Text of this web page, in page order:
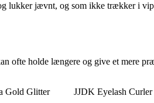
lukker jævnt, og som ikke trækker i
ofte holde længere og give et mere
Gold Glitter JJDK Eyelash